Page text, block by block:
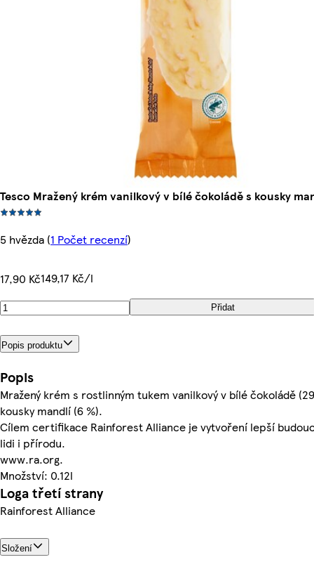
Tesco Mražený krém vanilkový v bílé čokoládě s kousky
5 hvězda (1 Počet recenzí)
17,90 Kč149,17 Kč/l
Přidat
Popis produktu
Popis
Mražený krém s rostlinným tukem vanilkový v bílé čokoládě
kousky mandlí (6 %).
Cílem certifikace Rainforest Alliance je vytvoření lepší
lidi i přírodu.
www.ra.org.
Množství: 0.12l
Loga třetí strany
Rainforest Alliance
Složení